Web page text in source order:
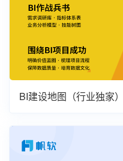
BI建设地图（行业独家）